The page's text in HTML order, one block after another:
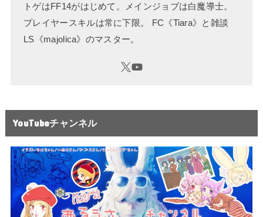
トゲはFF14がはじめて。メインジョブは白魔導士。
プレイヤースキルは常に下限。 FC《Tiara》と雑談
LS《majolica》のマスター。
YouTubeチャンネル